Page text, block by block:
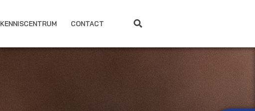
KENNISCENTRUM CONTACT